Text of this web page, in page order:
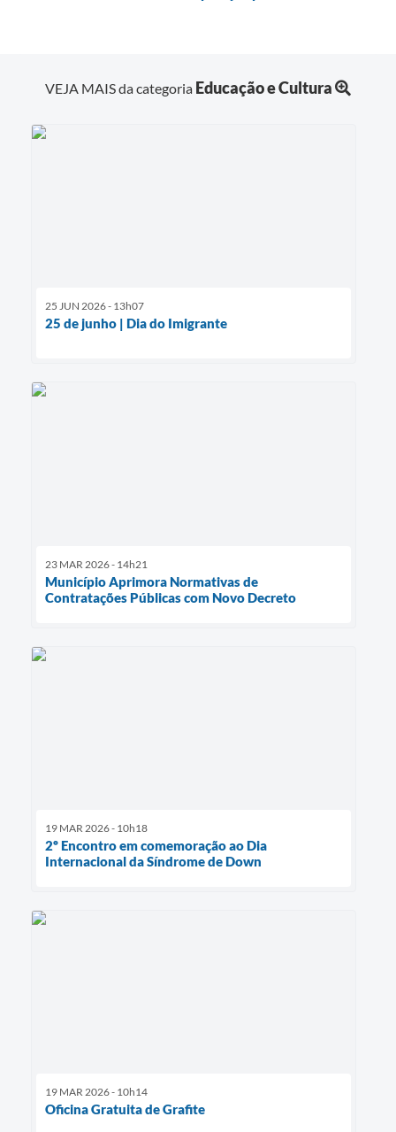
VEJA MAIS da categoria Educação e Cultura
25 JUN 2026 - 13h07
25 de junho | Dia do Imigrante
23 MAR 2026 - 14h21
Município Aprimora Normativas de
Contratações Públicas com Novo Decreto
19 MAR 2026 - 10h18
2º Encontro em comemoração ao Dia
Internacional da Síndrome de Down
19 MAR 2026 - 10h14
Oficina Gratuita de Grafite